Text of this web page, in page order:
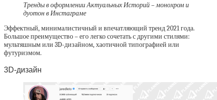
Тренды в оформлении Актуальных Историй – монохром и
дуотон в Инстаграме
Эффектный, минималистичный и впечатляющий тренд 2021 года.
Большое преимущество – его легко сочетать с другими стилями:
мультяшным или 3D-дизайном, хаотичной типографией или
футуризмом.
3D-дизайн